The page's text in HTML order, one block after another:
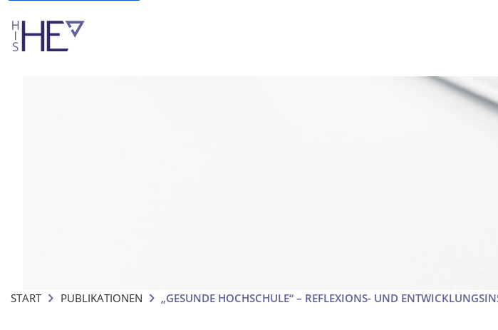
START PUBLIKATIONEN „GESUNDE HOCHSCHULE“ – REFLEXIONS- UND